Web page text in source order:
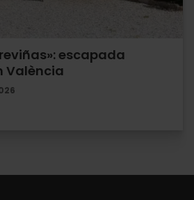
escapada
València